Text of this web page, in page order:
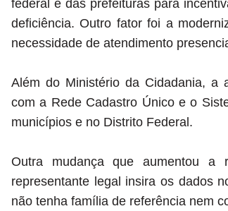
federal e das prefeituras para
deficiência. Outro fator foi a
necessidade de atendimento
Além do Ministério da Cidadania, a
com a Rede Cadastro Único e o
municípios e no Distrito Federal.
Outra mudança que aumentou a
representante legal insira os dados
não tenha família de referência nem